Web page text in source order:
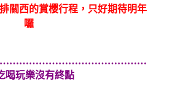
關西的賞櫻行程，只好期待明年
囉
喝玩樂沒有終點